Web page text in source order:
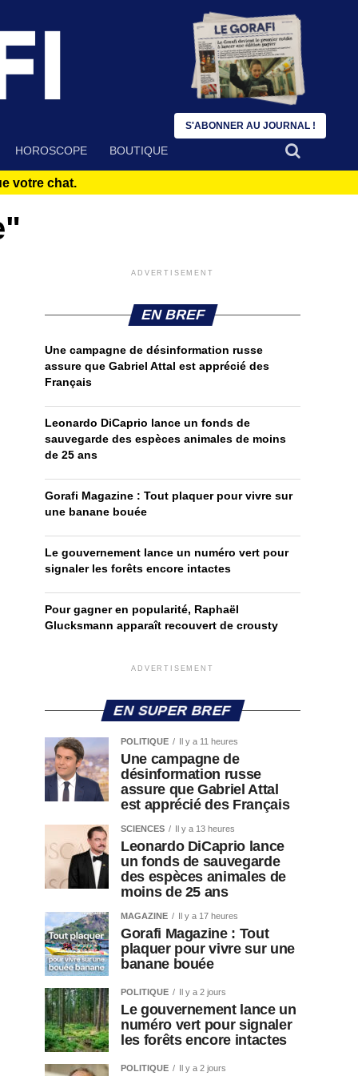
HOROSCOPE BOUTIQUE
votre chat.
ADVERTISEMENT
EN BREF
Une campagne de désinformation russe
assure que Gabriel Attal est apprécié des
Français
Leonardo DiCaprio lance un fonds de
sauvegarde des espèces animales de moins
de 25 ans
Gorafi Magazine : Tout plaquer pour vivre sur
une banane bouée
Le gouvernement lance un numéro vert pour
signaler les forêts encore intactes
Pour gagner en popularité, Raphaël
Glucksmann apparaît recouvert de crousty
ADVERTISEMENT
EN SUPER BREF
POLITIQUE Il y a 11 heures
Une campagne de
désinformation russe
assure que Gabriel Attal
est apprécié des Français
SCIENCES Il y a 13 heures
Leonardo DiCaprio lance
un fonds de sauvegarde
des espèces animales de
moins de 25 ans
MAGAZINE Il y a 17 heures
Gorafi Magazine : Tout
plaquer pour vivre sur une
banane bouée
POLITIQUE Il y a 2 jours
Le gouvernement lance un
numéro vert pour signaler
les forêts encore intactes
POLITIQUE Il y a 2 jours
S'ABONNER AU JOURNAL !